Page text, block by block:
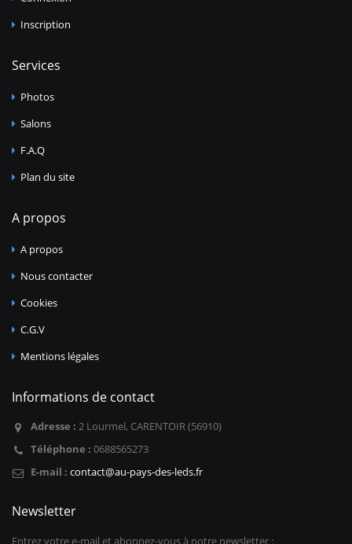
Inscription
Services
Photos
Salons
F.A.Q
Plan du site
A propos
A propos
Nous contacter
Cookies
C.G.V
Mentions légales
Informations de contact
Adresse : 2 Lourmel, CARENTOIR (56910)
Téléphone : 0688565273
E-mail : contact@au-pays-des-leds.fr
Newsletter
Entrez votre e-mail et abonnez-vous à notre newsletter :